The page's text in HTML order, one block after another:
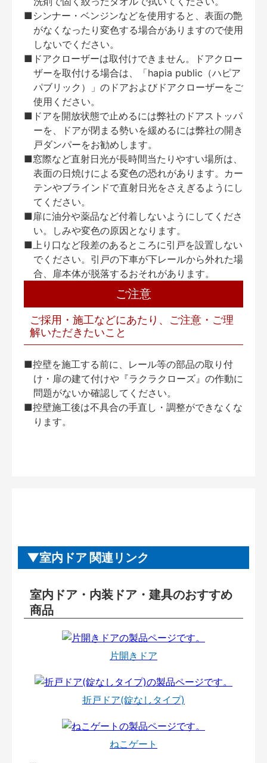
■シンナー・ベンジンなどを使用すると、表面の艶
がなくなったり変色する場合がありますので使用
しないでください。
■ドアクローザーは取付けできません。ドアクロー
ザーを取付ける場合は、「hapia public（ハピア
パブリック）」のドアおよびドアクローザーをご
使用ください。
■ドアを開放状態で止めるには弊社のドアストッパ
ーを、ドアが閉まる勢いを緩めるには弊社の開き
戸ダンパーをお勧めします。
■窓際など直射日光が長時間当たりやすい場所は、
表面の日焼けによる変色の恐れがあります。カー
テンやブラインドで直射日光をさえぎるようにし
てください。
■扉に油分や薬品など付着しないようにしてくださ
い。しみや変色の原因となります。
■上り口など段差のあるところに引戸を設置しない
でください。引戸の下車が下レールから外れた場
合、扉本体が脱落するおそれがあります。
ご注意
ご採用・施工などにあたり、ご注意・ご理
解いただきたいこと
■控壁を施工する前に、レール等の部品の取り付
け・扉の建て付けや『ラクラクローズ』の作動に
問題がないか確認してください。
■控壁施工後は不具合の手直し・調整ができなくな
ります。
室内ドア 関連リンク
室内ドア・内装ドア・建具のおすすめ
商品
片開きドア
折戸ドア(錠なしタイプ)
ねこゲート